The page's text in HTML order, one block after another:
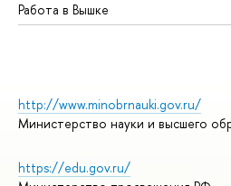
Работа в Вышке
http://www.minobrnauki.gov.ru/
Министерство науки и высшего
https://edu.gov.ru/